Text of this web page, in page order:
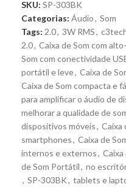
SKU: SP-303BK
Categorias: Áudio, Som
Tags: 2.0, 3W RMS,
2.0, Caixa de Som com
Som com conectividade
portátil e leve, Caixa de
Caixa de Som compacta e
para amplificar o áudio de
melhorar a qualidade de
dispositivos móveis, Caixa
smartphones, Caixa de
internos e externos, Caixa
de Som Portátil, no
, SP-303BK, tablets e